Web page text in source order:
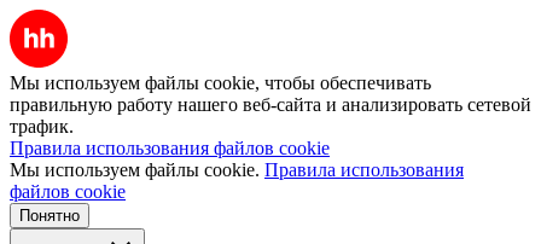
Мы используем файлы cookie, чтобы обеспечивать
правильную работу нашего веб-сайта и анализировать сетевой
трафик.
Правила использования файлов cookie
Мы используем файлы cookie. Правила использования
файлов cookie
Понятно